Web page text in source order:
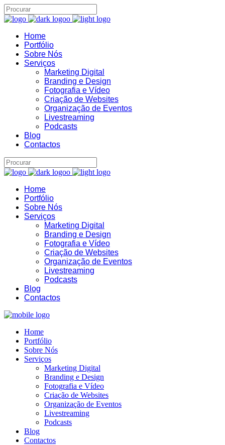
Home
Portfólio
Sobre Nós
Serviços
Marketing Digital
Branding e Design
Fotografia e Vídeo
Criação de Websites
Organização de Eventos
Livestreaming
Podcasts
Blog
Contactos
Home
Portfólio
Sobre Nós
Serviços
Marketing Digital
Branding e Design
Fotografia e Vídeo
Criação de Websites
Organização de Eventos
Livestreaming
Podcasts
Blog
Contactos
Home
Portfólio
Sobre Nós
Serviços
Marketing Digital
Branding e Design
Fotografia e Vídeo
Criação de Websites
Organização de Eventos
Livestreaming
Podcasts
Blog
Contactos
B22
Brand22 Assistente
Online
11:35